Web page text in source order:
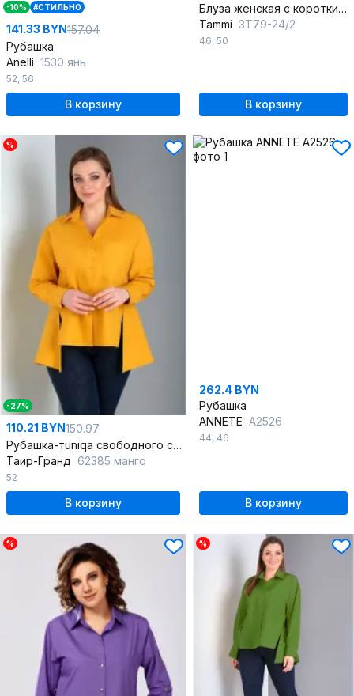
-10% #СТИЛЬНО
141.33 BYN157.04
Рубашка
Anelli 1530 янь
52, 56
В корзину
Блуза женская с коротким рукавом из хлопка для офисных и школьных образов
Tammi 3Т79-24/2
46, 50
В корзину
%
-27%
110.21 BYN150.97
Рубашка-тuniqа свободного силуэта из хлопка на лето
Таир-Гранд 62385 манго
52
В корзину
262.4 BYN
Рубашка
ANNETE A2526
44, 46
В корзину
% %